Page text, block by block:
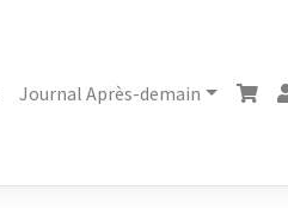
Journal Après-demain